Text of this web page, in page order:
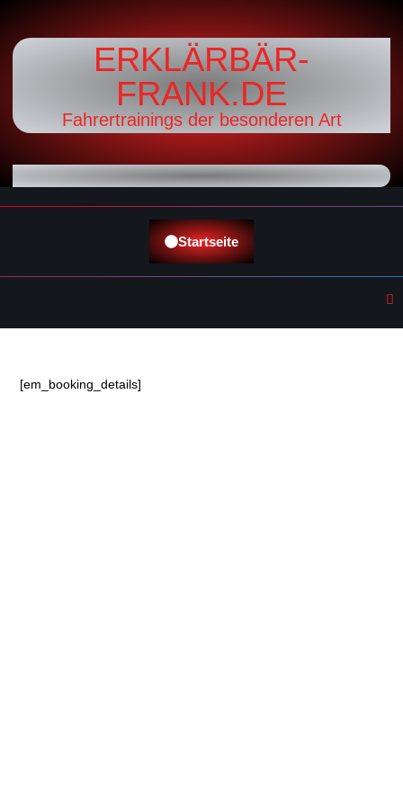
ERKLÄRBÄR-
FRANK.DE
Fahrertrainings der besonderen Art
Startseite
[em_booking_details]